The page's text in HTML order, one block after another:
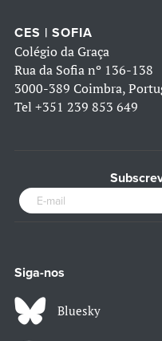
CES | SOFIA
Colégio da Graça
Rua da Sofia nº 136-138
3000-389 Coimbra,
Tel +351 239 853 649
Siga-nos
Bluesky